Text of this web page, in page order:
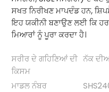
ਸਖਤ ਨਿਰੀਖਣ ਮਾਪਦੰਡ ਹਨ,
ਇਹ ਯਕੀਨੀ ਬਣਾਉਣ ਲਈ ਕਿ
ਮਿਆਰਾਂ ਨੂੰ ਪੂਰਾ ਕਰਦਾ ਹੈ।
ਸਰੀਰ ਦੇ ਗਹਿਣਿਆਂ ਦੀ
ਕਿਸਮ
ਨੱਕ
ਮਾਡਲ ਨੰਬਰ